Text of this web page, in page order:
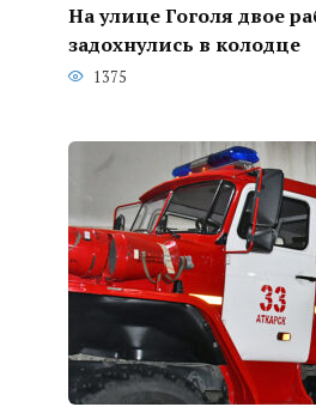
На улице Гоголя двое
задохнулись в колодце
1375